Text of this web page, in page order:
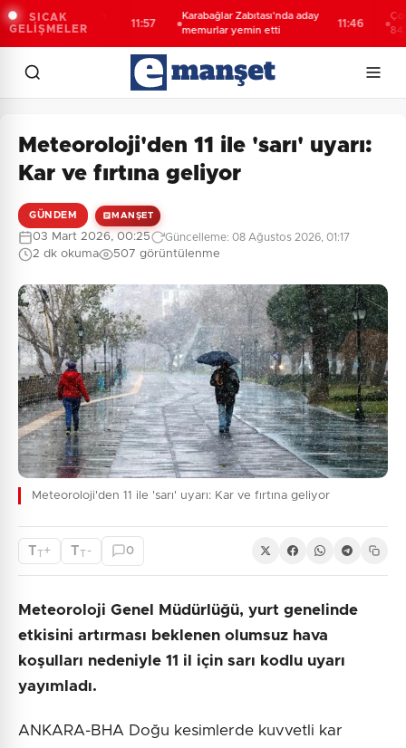
SICAK
GELİŞMELER
Boğazlar'dan
Karabağlar Zabıtası'nda aday
memurlar yemin etti
11:46
Çocuklar
842
Meteoroloji'den 11 ile 'sarı' uyarı:
Kar ve fırtına geliyor
GÜNDEM MANŞET
03 Mart 2026, 00:25 Güncelleme: 08 Ağustos 2026, 01:17
2 dk okuma 507 görüntülenme
Meteoroloji'den 11 ile 'sarı' uyarı: Kar ve fırtına geliyor
TT+ TT - 0
Meteoroloji Genel Müdürlüğü, yurt genelinde
etkisini artırması beklenen olumsuz hava
koşulları nedeniyle 11 il için sarı kodlu uyarı
yayımladı.
ANKARA-BHA Doğu kesimlerde kuvvetli kar